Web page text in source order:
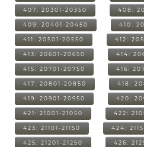
407: 20301-20350 408:
409: 20401-20450 410:
411: 20501-20550 412:
413: 20601-20650 414:
415: 20701-20750 416:
417: 20801-20850 418:
419: 20901-20950 420:
421: 21001-21050 422:
423: 21101-21150 424:
425: 21201-21250 426: